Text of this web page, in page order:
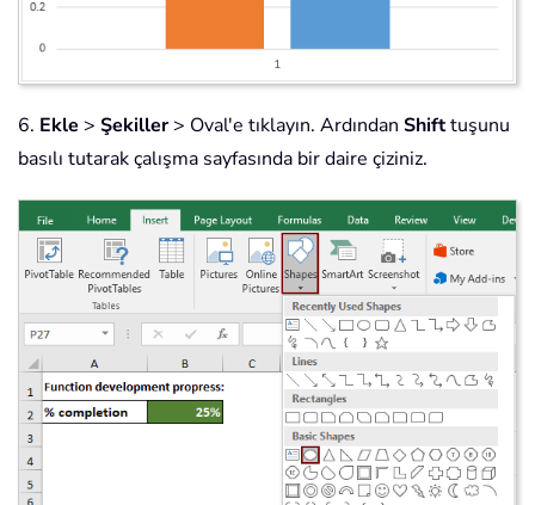
6. Ekle > Şekiller> Oval'e tıklayın. Ardından Shifttuşunu
basılı tutarak çalışma sayfasında bir daire çiziniz.